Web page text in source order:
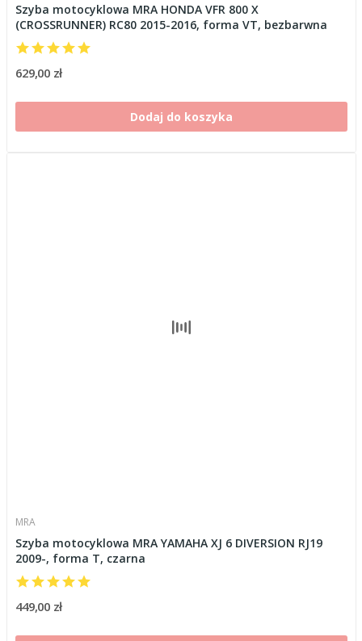
Szyba motocyklowa MRA HONDA VFR 800 X
(CROSSRUNNER) RC80 2015-2016, forma VT, bezbarwna
629,00 zł
Dodaj do koszyka
MRA
Szyba motocyklowa MRA YAMAHA XJ 6 DIVERSION RJ19
2009-, forma T, czarna
449,00 zł